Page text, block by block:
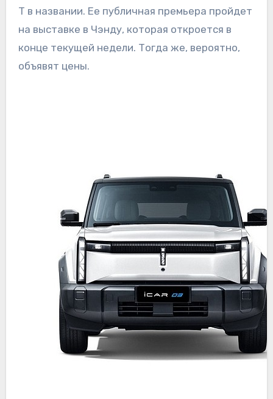
T в названии. Ее публичная премьера пройдет
на выставке в Чэнду, которая откроется в
конце текущей недели. Тогда же, вероятно,
объявят цены.